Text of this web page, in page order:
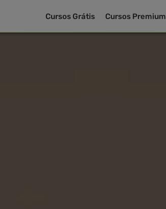
Cursos Grátis Cursos Premium